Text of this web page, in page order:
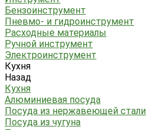
Бензоинструмент
Пневмо- и гидроинструмент
Расходные материалы
Ручной инструмент
Электроинструмент
Кухня
Назад
Кухня
Алюминиевая посуда
Посуда из нержавеющей стали
Посуда из чугуна